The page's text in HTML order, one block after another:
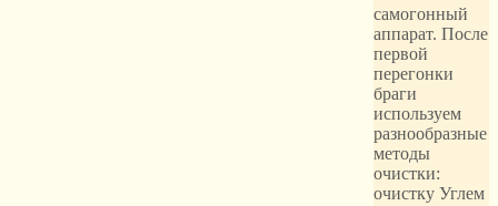
самогонный
аппарат. После
первой
перегонки
браги
используем
разнообразные
методы
очистки:
очистку Углем